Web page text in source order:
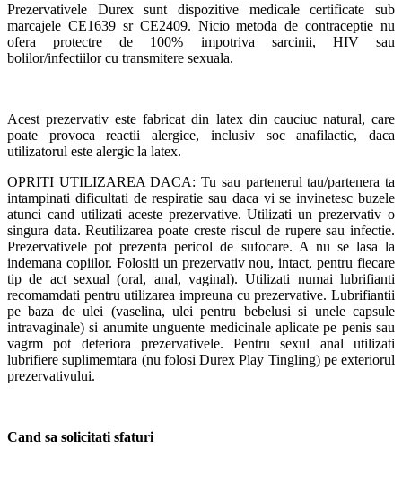
Prezervativele Durex sunt dispozitive medicale certificate sub
marcajele CE1639 sr CE2409. Nicio metoda de contraceptie nu
ofera protectre de 100% impotriva sarcinii, HIV sau
bolilor/infectiilor cu transmitere sexuala.
Acest prezervativ este fabricat din latex din cauciuc natural, care
poate provoca reactii alergice, inclusiv soc anafilactic, daca
utilizatorul este alergic la latex.
OPRITI UTILIZAREA DACA: Tu sau partenerul tau/partenera ta
intampinati dificultati de respiratie sau daca vi se invinetesc buzele
atunci cand utilizati aceste prezervative. Utilizati un prezervativ o
singura data. Reutilizarea poate creste riscul de rupere sau infectie.
Prezervativele pot prezenta pericol de sufocare. A nu se lasa la
indemana copiilor. Folositi un prezervativ nou, intact, pentru fiecare
tip de act sexual (oral, anal, vaginal). Utilizati numai lubrifianti
recomamdati pentru utilizarea impreuna cu prezervative. Lubrifiantii
pe baza de ulei (vaselina, ulei pentru bebelusi si unele capsule
intravaginale) si anumite unguente medicinale aplicate pe penis sau
vagrm pot deteriora prezervativele. Pentru sexul anal utilizati
lubrifiere suplimemtara (nu folosi Durex Play Tingling) pe exteriorul
prezervativului.
Cand sa solicitati sfaturi